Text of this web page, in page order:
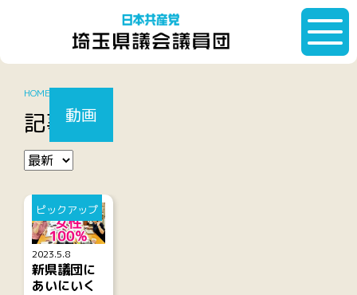
HOME
動画
記事一覧
2023.5.8
ピックアップ
新県議団に
あいにいく